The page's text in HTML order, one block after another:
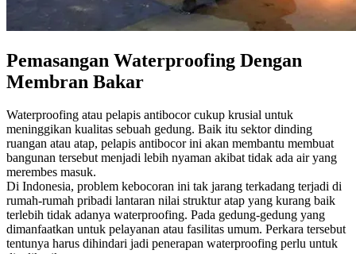
Pemasangan Waterproofing Dengan
Membran Bakar
Waterproofing atau pelapis antibocor cukup krusial untuk
meninggikan kualitas sebuah gedung. Baik itu sektor dinding
ruangan atau atap, pelapis antibocor ini akan membantu membuat
bangunan tersebut menjadi lebih nyaman akibat tidak ada air yang
merembes masuk.
Di Indonesia, problem kebocoran ini tak jarang terkadang terjadi di
rumah-rumah pribadi lantaran nilai struktur atap yang kurang baik
terlebih tidak adanya waterproofing. Pada gedung-gedung yang
dimanfaatkan untuk pelayanan atau fasilitas umum. Perkara tersebut
tentunya harus dihindari jadi penerapan waterproofing perlu untuk